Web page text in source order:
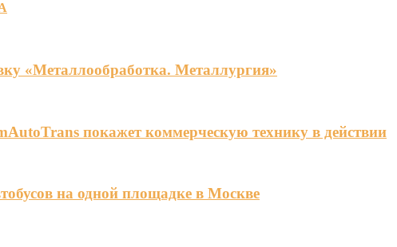
«Металлообработка. Металлургия»
покажет коммерческую технику в действии
на одной площадке в Москве